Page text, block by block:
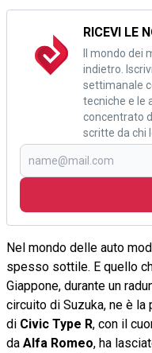
RICEVI LE
Il mondo dei
indietro.
settimanale
tecniche e le
concentrato
scritte da chi
Nel mondo delle auto
spesso sottile. E quello
Giappone, durante un
circuito di Suzuka, ne è la
di Civic Type R, con il
da Alfa Romeo, ha